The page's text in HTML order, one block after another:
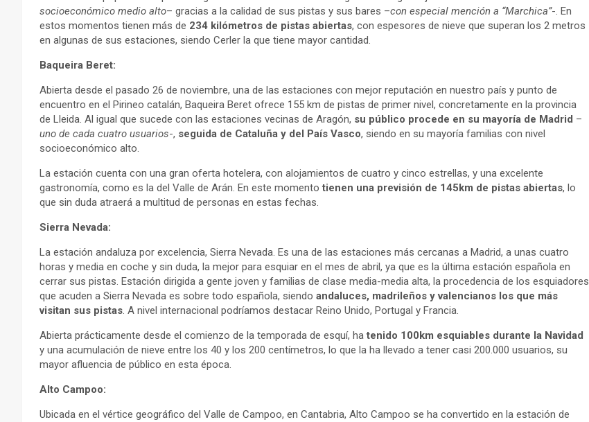
socioeconómico medio alto– gracias a la calidad de sus pistas y sus bares –con especial mención a “Marchica”-. En
estos momentos tienen más de 234 kilómetros de pistas abiertas, con espesores de nieve que superan los 2 metros
en algunas de sus estaciones, siendo Cerler la que tiene mayor cantidad.
Baqueira Beret:
Abierta desde el pasado 26 de noviembre, una de las estaciones con mejor reputación en nuestro país y punto de
encuentro en el Pirineo catalán, Baqueira Beret ofrece 155 km de pistas de primer nivel, concretamente en la provincia
de Lleida. Al igual que sucede con las estaciones vecinas de Aragón, su público procede en su mayoría de Madrid –
uno de cada cuatro usuarios-, seguida de Cataluña y del País Vasco, siendo en su mayoría familias con nivel
socioeconómico alto.
La estación cuenta con una gran oferta hotelera, con alojamientos de cuatro y cinco estrellas, y una excelente
gastronomía, como es la del Valle de Arán. En este momentotienen una previsión de 145km de pistas abiertas, lo
que sin duda atraerá a multitud de personas en estas fechas.
Sierra Nevada:
La estación andaluza por excelencia, Sierra Nevada. Es una de las estaciones más cercanas a Madrid, a unas cuatro
horas y media en coche y sin duda, la mejor para esquiar en el mes de abril, ya que es la última estación española en
cerrar sus pistas. Estación dirigida a gente joven y familias de clase media-media alta, la procedencia de los esquiadores
que acuden a Sierra Nevada es sobre todo española, siendo andaluces, madrileños y valencianos los que más
visitan sus pistas. A nivel internacional podríamos destacar Reino Unido, Portugal y Francia.
Abierta prácticamente desde el comienzo de la temporada de esquí, hatenido 100km esquiables durante la Navidad
y una acumulación de nieve entre los 40 y los 200 centímetros, lo que la ha llevado a tener casi 200.000 usuarios, su
mayor afluencia de público en esta época.
Alto Campoo:
Ubicada en el vértice geográfico del Valle de Campoo, en Cantabria, Alto Campoo se ha convertido en la estación de